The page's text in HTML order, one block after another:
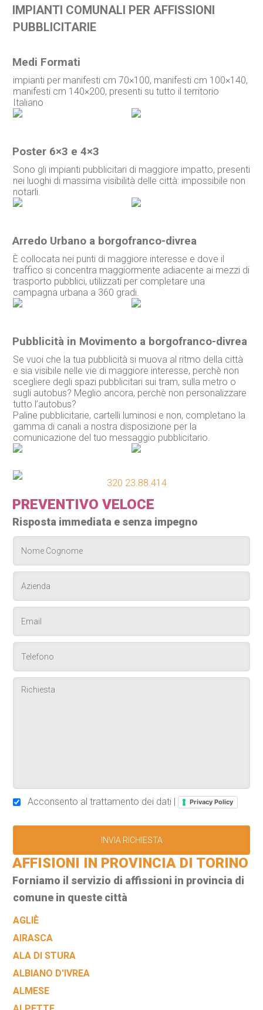
IMPIANTI COMUNALI PER AFFISSIONI
PUBBLICITARIE
Medi Formati
impianti per manifesti cm 70×100, manifesti cm 100×140,
manifesti cm 140×200, presenti su tutto il territorio
Italiano
Poster 6×3 e 4×3
Sono gli impianti pubblicitari di maggiore impatto, presenti
nei luoghi di massima visibilità delle città: impossibile non
notarli.
Arredo Urbano a borgofranco-divrea
È collocata nei punti di maggiore interesse e dove il
traffico si concentra maggiormente adiacente ai mezzi di
trasporto pubblici, utilizzati per completare una
campagna urbana a 360 gradi.
Pubblicità in Movimento a borgofranco-divrea
Se vuoi che la tua pubblicità si muova al ritmo della città
e sia visibile nelle vie di maggiore interesse, perchè non
scegliere degli spazi pubblicitari sui tram, sulla metro o
sugli autobus? Meglio ancora, perchè non personalizzare
tutto l’autobus?
Paline pubblicitarie, cartelli luminosi e non, completano la
gamma di canali a nostra disposizione per la
comunicazione del tuo messaggio pubblicitario.
320 23.88.414
PREVENTIVO VELOCE
Risposta immediata e senza impegno
Acconsento al trattamento dei dati | Privacy Policy
AFFISIONI IN PROVINCIA DI TORINO
Forniamo il servizio di affissioni in provincia di
comune in queste città
AGLIÈ
AIRASCA
ALA DI STURA
ALBIANO D'IVREA
ALMESE